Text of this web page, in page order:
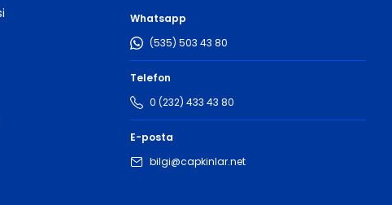
Whatsapp
(535) 503 43 80
Telefon
0 (232) 433 43 80
E-posta
bilgi@capkinlar.net